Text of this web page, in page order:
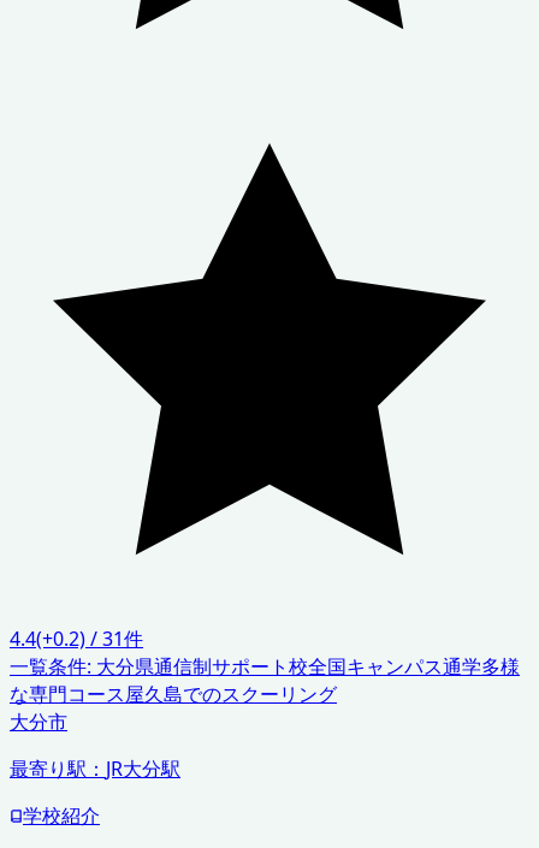
4.4(+0.2)/31件
一覧条件: 大分県通信制サポート校全国キャンパス通学多様
な専門コース屋久島でのスクーリング
大分市
最寄り駅： JR大分駅
学校紹介